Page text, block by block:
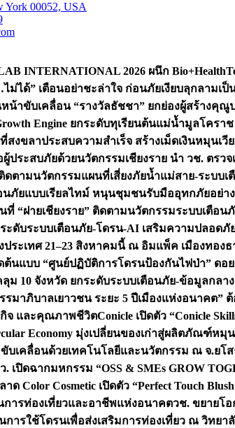
York 00052, USA
INTERNATIONAL 2026 ผนึก
ม่ได้” เตือนอย่าชะล่าใจ ก่อนภัยเงียบลุกลามเป็
หน้าขับเคลื่อน “รางวัลธัชชา” ยกย่องผู้สร้างคุ
Engine ยกระดับทุเรียนต้นแม่น้ำมูลโคร
สงขลาประสบความสำเร็จ สร้างเม็ดเงินหมุนเ
ผู้ประสบภัยด้วยนวัตกรรมเชียงราย นำ วช. ตร
ติดตามนวัตกรรมแผนที่เสี่ยงภัยน้ำแม่สาย-ระบ
อนภัยแบบเรียลไทม์ หนุนชุมชนรับมืออุทกภัยอย่า
ที่ “ฝายเชียงราย” ติดตามนวัตกรรมระบบเตื
ดับระบบเตือนภัย-โดรน-AI เสริมความปลอดภั
ะเทศ 21–23 สิงหาคมนี้ ณ อิมแพ็ค เมืองทองธ
ต้นแบบ “ศูนย์ปฏิบัติการโดรนป้องกันไฟป่า” ดอ
ม 10 จังหวัด ยกระดับระบบเตือนภัย-ข้อมูลกลา
มาภิบาลเยาวชน ระยะ 5 ปีเมืองแห่งอนาคต”
กิจ และคุณภาพชีวิตConicle เปิดตัว “Conicle
Economy มุ่งเปลี่ยนของเก่าสู่ผลิตภัณฑ์หมุ
บเคลื่อนด้วยเทคโนโลยีและนวัตกรรม ณ จ.ยโ
. เปิดฉากมหกรรม “OSS & SMEs GROW
ด Color Cosmetic เปิดตัว “Perfect Touch
ารท่องเที่ยวและอาชีพแห่งอนาคตวช. ขยายโอ
การใช้โดรนเพื่อส่งเสริมการท่องเที่ยว ณ วิทย